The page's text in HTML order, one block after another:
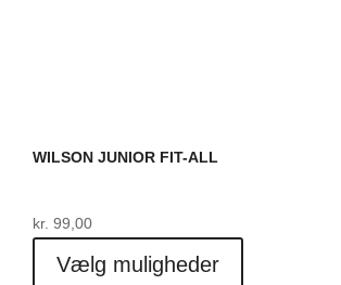
WILSON JUNIOR FIT-ALL
kr. 99,00
Vælg muligheder
Dette